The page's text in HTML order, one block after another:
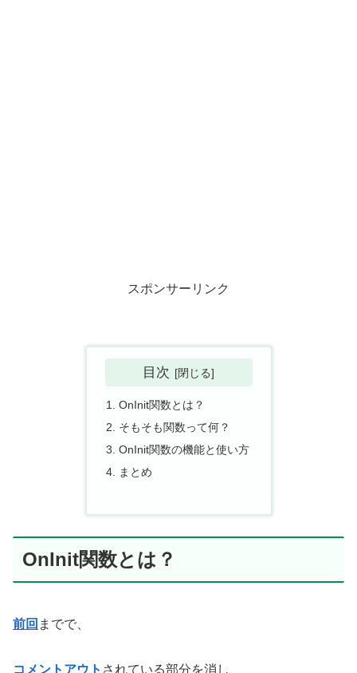
スポンサーリンク
目次
OnInit関数とは？
そもそも関数って何？
OnInit関数の機能と使い方
まとめ
OnInit関数とは？
前回 までで、
コメントアウト されている部分を消し、